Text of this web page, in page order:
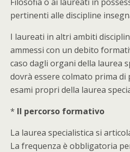
pertinenti alle discipline
I laureati in altri ambiti
ammessi con un debito
caso dagli organi della laurea
dovrà essere colmato prima
esami propri della laurea
* Il percorso formativo
La laurea specialistica si
La frequenza è obbligatoria